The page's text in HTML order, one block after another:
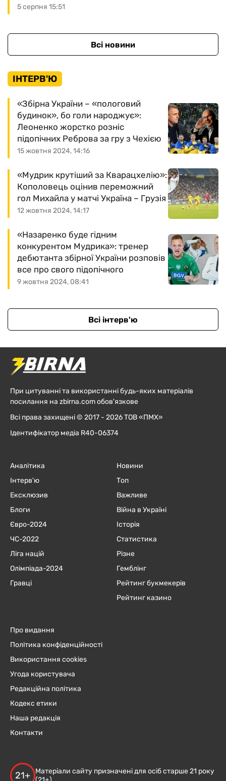
5 серпня 15:51
Всі новини
ІНТЕРВ'Ю
15 жовтня 2024, 14:16
«Збірна України – «пологовий
будинок», бо голи народжує»:
Леоненко жорстко розніс
підопічних Реброва за гру з Чехією
12 жовтня 2024, 14:17
«Мудрик крутіший за Кварацхелію»:
Кополовець оцінив переможний
гол Михайла у матчі Україна – Грузія
9 жовтня 2024, 08:41
«Назаренко буде гідним
конкурентом Мудрика»: тренер
дебютанта збірної України розповів
все про свого підопічного
Всі інтерв'ю
При цитуванні та використанні будь-яких матеріалів
посилання на zbirna.com обов'язкове
Всі права захищені © 2017 - 2026 ТОВ «ПМХ»
Ідентифікатор медіа R40-06374
Аналітика
Інтерв'ю
Ексклюзив
Блоги
Євро-2024
ЧC-2022
Ліга націй
Олімпіада-2024
Гравці
Новини
Топ
Важливе
Війна в Україні
Історія
Статистика
Різне
Гемблінг
Рейтинг букмекерів
Рейтинг казино
Про видання
Політика конфіденційності
Використання cookies
Угода користувача
Редакційна політика
Кодекс етики
Наша редакція
Контакти
21+
Матеріали сайту призначені для осіб старше 21 року